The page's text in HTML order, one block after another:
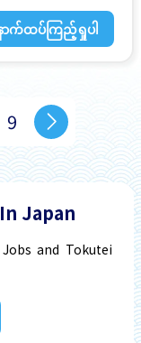
ာက်ထပ်ကြည့်ရှုပါ
9
Japan
and Tokutei